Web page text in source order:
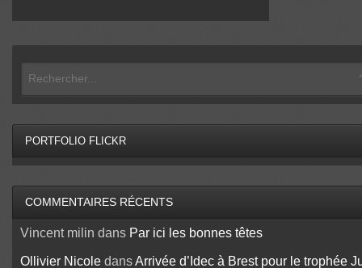
PORTFOLIO FLICKR
COMMENTAIRES RÉCENTS
Vincent milin dans Par ici les bonnes têtes
Ollivier NicoledansArrivée d’Idec à Brest pour le trophée